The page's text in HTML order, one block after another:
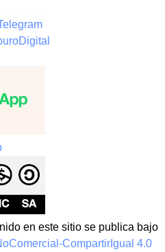
en este sitio se publica bajo
CompartirIgual 4.0